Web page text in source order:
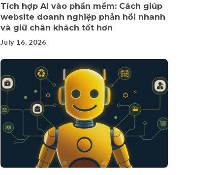
Tích hợp AI vào phần mềm: Cách giúp
website doanh nghiệp phản hồi nhanh
và giữ chân khách tốt hơn
July 16, 2026